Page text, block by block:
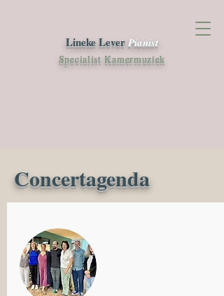
Specialist Kamermuziek
Lineke Lever Pianist
Concertagenda